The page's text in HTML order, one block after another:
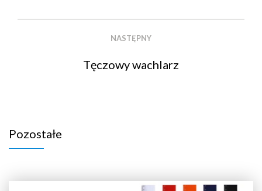
NASTĘPNY
Tęczowy wachlarz
Pozostałe